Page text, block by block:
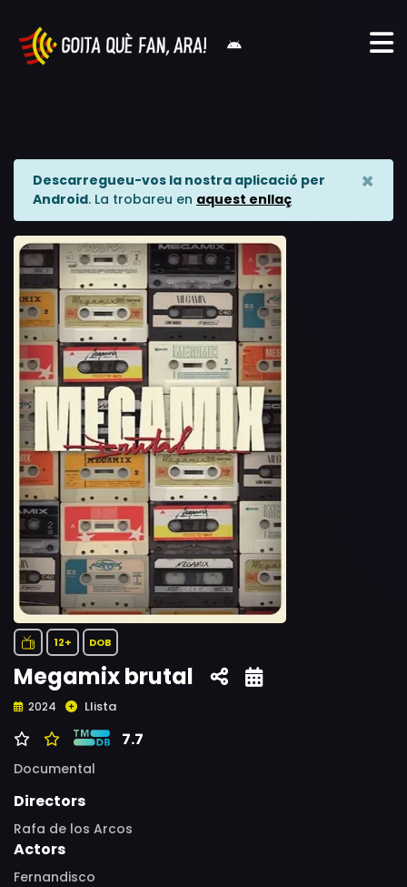
Descarregueu-vos la nostra aplicació per
Android. La trobareu en aquest enllaç
×
12+ DOB
Megamix brutal
2024 Llista
7.7
Documental
Directors
Rafa de los Arcos
Actors
Fernandisco